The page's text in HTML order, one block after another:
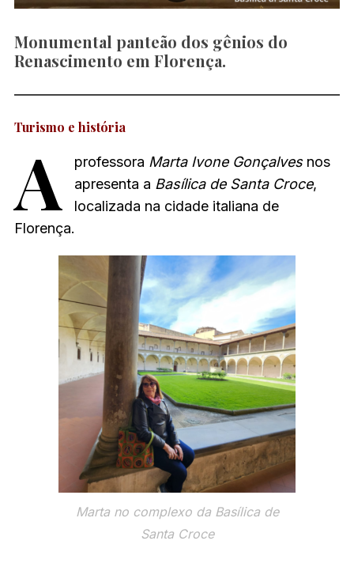
Monumental panteão dos gênios do
Renascimento em Florença.
Turismo e história
A professora Marta Ivone Gonçalvesnos
apresenta a Basílica de Santa Croce,
localizada na cidade italiana de
Florença.
Marta no complexo da Basílica de
Santa Croce